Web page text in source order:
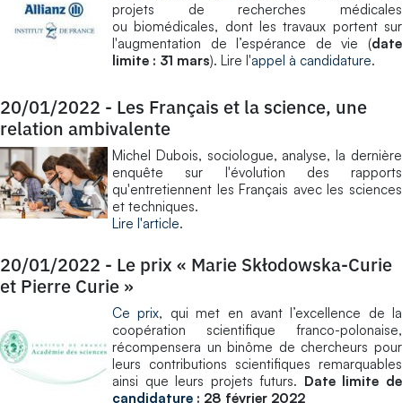
projets de recherches médicales
ou biomédicales, dont les travaux portent sur
l'augmentation de l’espérance de vie (date
limite : 31 mars). Lire l'appel à candidature.
20/01/2022 - Les Français et la science, une
relation ambivalente
Michel Dubois, sociologue, analyse, la dernière
enquête sur l'évolution des rapports
qu'entretiennent les Français avec les sciences
et techniques.
Lire l'article.
20/01/2022 - Le prix « Marie Skłodowska-Curie
et Pierre Curie »
Ce prix, qui met en avant l’excellence de la
coopération scientifique franco-polonaise,
récompensera un binôme de chercheurs pour
leurs contributions scientifiques remarquables
ainsi que leurs projets futurs. Date limite de
candidature : 28 février 2022